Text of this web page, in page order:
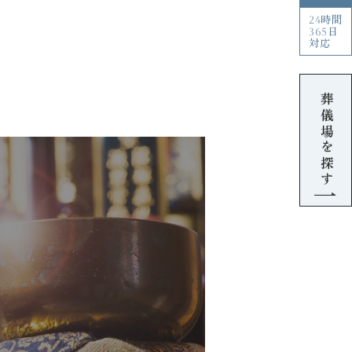
24時間
365日
対応
葬儀場を探す